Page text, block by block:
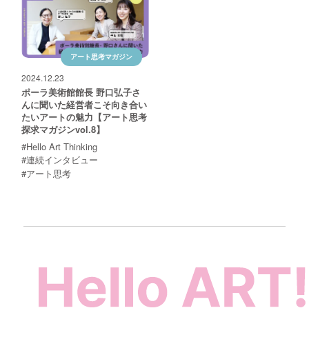
アート思考マガジン
2024.12.23
ポーラ美術館館長 野口弘子さ
んに聞いた経営者こそ向き合い
たいアートの魅力【アート思考
探求マガジンvol.8】
#Hello Art Thinking
#連続インタビュー
#アート思考